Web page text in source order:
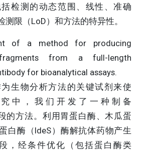
检测的动态范围、线性、准确
测限（LoD）和方法的特异性。
of a method for producing
fragments from a full-length
for bioanalytical assays.
生物分析方法的关键试剂来使
中，我们开发了一种制备
的方法。利用胃蛋白酶、木瓜蛋
白酶（IdeS）酶解抗体药物产生
，经条件优化（包括蛋白酶类